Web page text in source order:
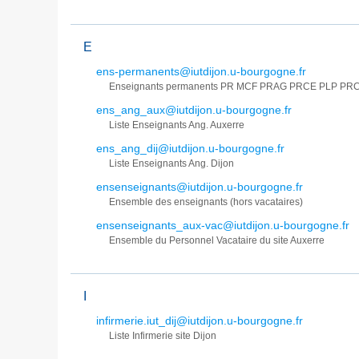
E
ens-permanents@iutdijon.u-bourgogne.fr
Enseignants permanents PR MCF PRAG PRCE PLP
ens_ang_aux@iutdijon.u-bourgogne.fr
Liste Enseignants Ang. Auxerre
ens_ang_dij@iutdijon.u-bourgogne.fr
Liste Enseignants Ang. Dijon
ensenseignants@iutdijon.u-bourgogne.fr
Ensemble des enseignants (hors vacataires)
ensenseignants_aux-vac@iutdijon.u-bourgogne.fr
Ensemble du Personnel Vacataire du site Auxerre
infirmerie.iut_dij@iutdijon.u-bourgogne.fr
Liste Infirmerie site Dijon